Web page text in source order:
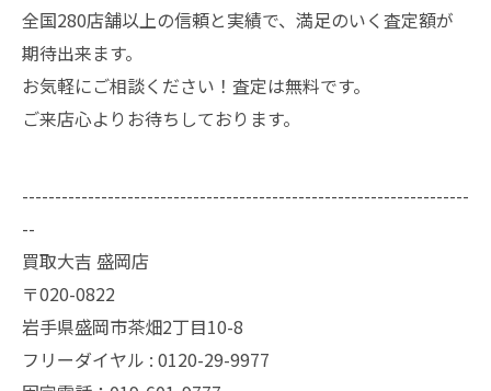
全国280店舗以上の信頼と実績で、満足のいく査定額が
期待出来ます。
お気軽にご相談ください！査定は無料です。
ご来店心よりお待ちしております。
--------------------------------------------------------------------
--
買取大吉 盛岡店
〒020-0822
岩手県盛岡市茶畑2丁目10-8
フリーダイヤル : 0120-29-9977